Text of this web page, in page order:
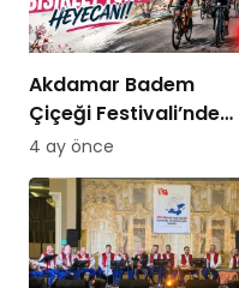
Akdamar Badem
Çiçeği Festivali’nde
Bisiklet Turu Heyecanı
4 ay önce